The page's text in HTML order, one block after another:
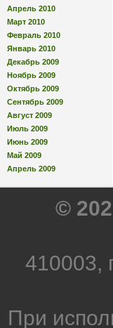
Апрель 2010
Март 2010
Февраль 2010
Январь 2010
Декабрь 2009
Ноябрь 2009
Октябрь 2009
Сентябрь 2009
Август 2009
Июль 2009
Июнь 2009
Май 2009
Апрель 2009
©
410003,
При